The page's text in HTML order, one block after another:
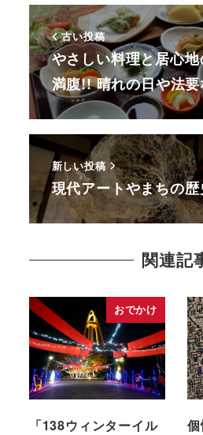
古い投稿
やさしい料理と居心
満腹!! 晴れの日や法
新しい投稿
現代アートやまちの
関連記
おでかけ
「138ウィンターイル